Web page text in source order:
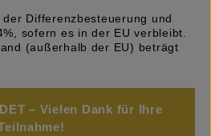
Differenzbesteuerung und
sofern es in der EU verbleibt.
(außerhalb der EU) beträgt
– Vielen Dank für Ihre